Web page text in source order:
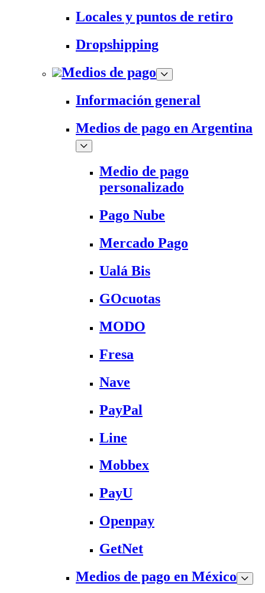
Locales y puntos de retiro
Dropshipping
Medios de pago
Información general
Medios de pago en Argentina
Medio de pago
personalizado
Pago Nube
Mercado Pago
Ualá Bis
GOcuotas
MODO
Fresa
Nave
PayPal
Line
Mobbex
PayU
Openpay
GetNet
Medios de pago en México